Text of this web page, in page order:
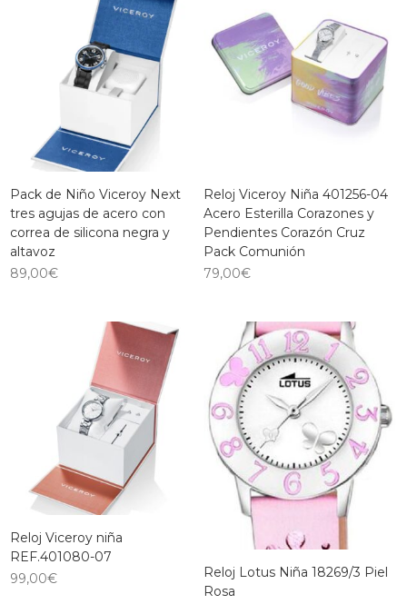
Pack de Niño Viceroy Next
tres agujas de acero con
correa de silicona negra y
altavoz
89,00€
Reloj Viceroy Niña 401256-04
Acero Esterilla Corazones y
Pendientes Corazón Cruz
Pack Comunión
79,00€
Reloj Viceroy niña
REF.401080-07
99,00€
Reloj Lotus Niña 18269/3 Piel
Rosa